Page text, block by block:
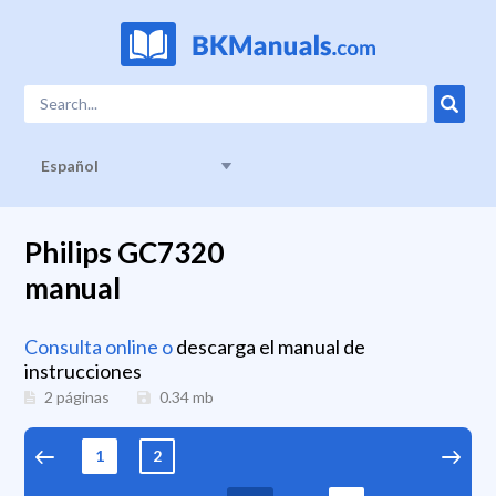
Español
Philips GC7320
manual
Consulta online odescarga el manual de
instrucciones
2 páginas 0.34mb
1 2